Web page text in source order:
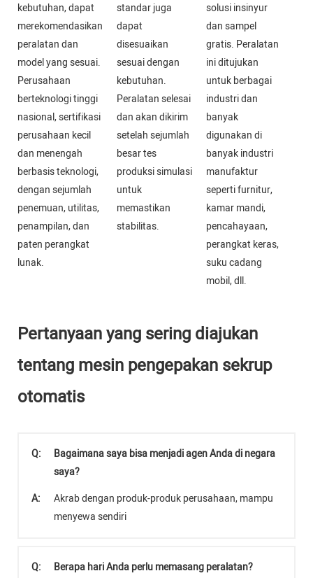
kebutuhan, dapat
merekomendasikan
peralatan dan
model yang sesuai.
Perusahaan
berteknologi tinggi
nasional, sertifikasi
perusahaan kecil
dan menengah
berbasis teknologi,
dengan sejumlah
penemuan, utilitas,
penampilan, dan
paten perangkat
lunak.
standar juga
dapat
disesuaikan
sesuai dengan
kebutuhan.
Peralatan selesai
dan akan dikirim
setelah sejumlah
besar tes
produksi simulasi
untuk
memastikan
stabilitas.
solusi insinyur
dan sampel
gratis. Peralatan
ini ditujukan
untuk berbagai
industri dan
banyak
digunakan di
banyak industri
manufaktur
seperti furnitur,
kamar mandi,
pencahayaan,
perangkat keras,
suku cadang
mobil, dll.
Pertanyaan yang sering diajukan
tentang mesin pengepakan sekrup
otomatis
Q:
Bagaimana saya bisa menjadi agen Anda di negara
saya?
A:
Akrab dengan produk-produk perusahaan, mampu
menyewa sendiri
Q:
Berapa hari Anda perlu memasang peralatan?